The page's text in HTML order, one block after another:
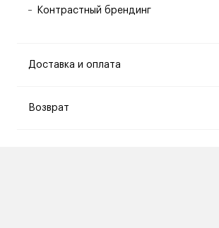
Контрастный брендинг
Доставка и оплата
Возврат